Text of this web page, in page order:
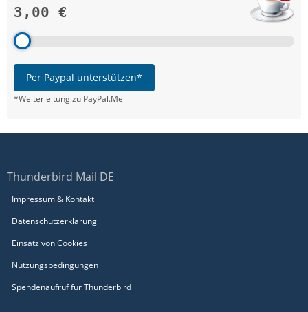
3,00 €
Per Paypal unterstützen*
*Weiterleitung zu PayPal.Me
Thunderbird Mail DE
Impressum & Kontakt
Datenschutzerklärung
Einsatz von Cookies
Nutzungsbedingungen
Spendenaufruf für Thunderbird